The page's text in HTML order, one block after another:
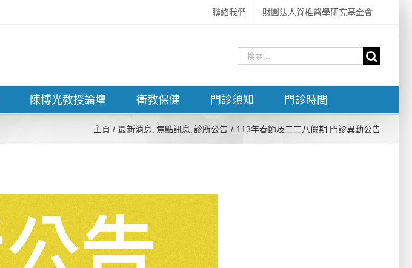
聯絡我們 財團法人脊椎醫學研究基金會
搜
結
果：
陳博光教授論壇 衛教保健 門診須知 門診時間
主頁 最新消息 焦點訊息 診所公告 113年春節及二二八假期 門診異動公告